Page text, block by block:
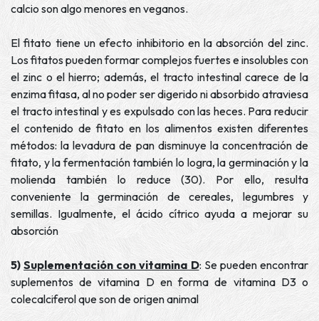
calcio son algo menores en veganos.
El fitato tiene un efecto inhibitorio en la absorción del zinc.
Los fitatos pueden formar complejos fuertes e insolubles con
el zinc o el hierro; además, el tracto intestinal carece de la
enzima fitasa, al no poder ser digerido ni absorbido atraviesa
el tracto intestinal y es expulsado con las heces. Para reducir
el contenido de fitato en los alimentos existen diferentes
métodos: la levadura de pan disminuye la concentración de
fitato, y la fermentación también lo logra, la germinación y la
molienda también lo reduce (30). Por ello, resulta
conveniente la germinación de cereales, legumbres y
semillas. Igualmente, el ácido cítrico ayuda a mejorar su
absorción
5)Suplementación con vitamina D: Se pueden encontrar
suplementos de vitamina D en forma de vitamina D3 o
colecalciferol que son de origen animal